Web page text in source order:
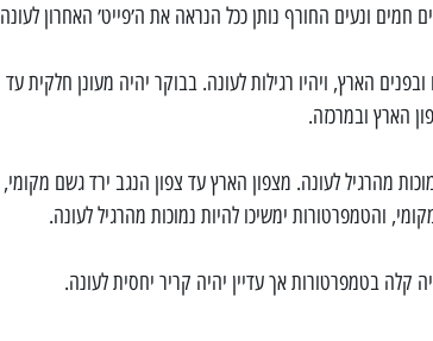
חמים ונעים החורף נותן ככל הנראה את ה׳פייט׳ האחרון לעונה
הארץ, ויהיו רגילות לעונה. בבוקר יהיה מעונן חלקית עד
הארץ ובמרכזה.
מהרגיל לעונה. מצפון הארץ עד צפון הנגב ירד גשם מקומי,
והטמפרטורות ימשיכו להיות נמוכות מהרגיל לעונה.
קלה בטמפרטורות אך עדיין יהיה קריר יחסית לעונה.